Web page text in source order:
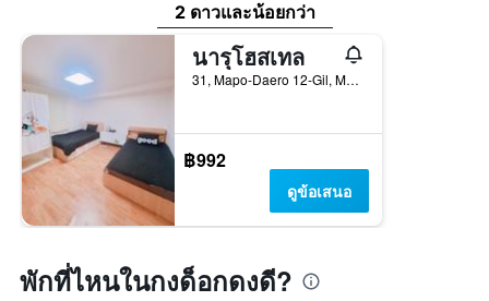
2 ดาวและน้อยกว่า
นารุโฮสเทล
31, Mapo-Daero 12-Gil, Mapo-gu, โซล, เกาหลีใต้
฿992
ดูข้อเสนอ
พักที่ไหนในกงด็อกดงดี?